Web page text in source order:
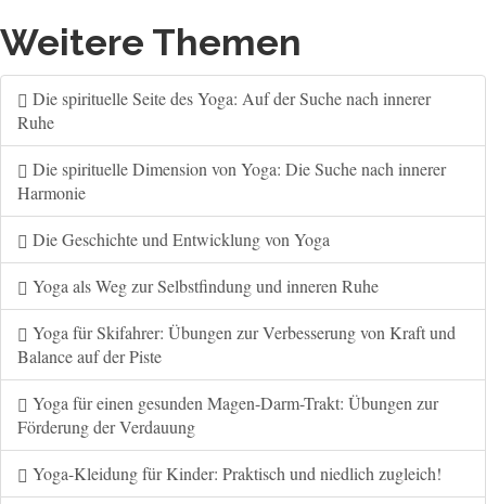
Weitere Themen
Die spirituelle Seite des Yoga: Auf der Suche nach innerer
Ruhe
Die spirituelle Dimension von Yoga: Die Suche nach innerer
Harmonie
Die Geschichte und Entwicklung von Yoga
Yoga als Weg zur Selbstfindung und inneren Ruhe
Yoga für Skifahrer: Übungen zur Verbesserung von Kraft und
Balance auf der Piste
Yoga für einen gesunden Magen-Darm-Trakt: Übungen zur
Förderung der Verdauung
Yoga-Kleidung für Kinder: Praktisch und niedlich zugleich!